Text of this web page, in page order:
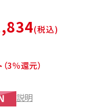
(税込)
（3％還元）
説明